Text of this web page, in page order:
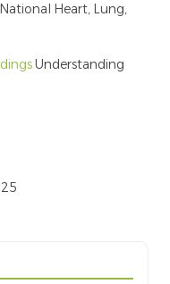
Heart, Lung,
Understanding